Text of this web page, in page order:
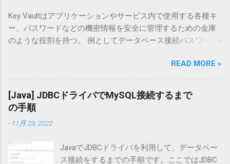
1.docker.io/v2/": proxyconnect tcp: dial tcp: lookup
proxy.example.com: no such host 「プロキシーサーバーが見
つからない」と言われているようですが、全く見に覚えがあ
記事 で紹介したテスト用プロジェクトでも一応試したました
が同様のエラーでした。 $ docker-compose up -d Pulling web
(nginx:alpine)... ERROR: Get "https://registry-1.docker.io/v2/":
proxyconnect tcp: dial tcp: lookup proxy.example.com: no such
Authenticating with existing credentials... Login did not
succeed, error: Error response from daemon: G...
Key Vaultはアプリケーションやサービス内で使用する各種キ
ー、パスワードなどの機密情報を安全に管理するための金庫
のような役割を持つ。 例としてデータベース接続パスワード
を、Key Vaultで保管すると、高いセキュリティで保護され、
アクセスを許可されたアプリケーションから必要な時に取得
することができる。 価格プラン (SKU) と提供する機能 Key
VaultはStandardとPremiumの2つの価格プランで提供される。
PremiumはStandardの機能に加え、HSM (Hardware Security
Module) を使用したキーの管理をサポートする。 KeyVaultで
書の管理 HSMを利用したキーの格納 Key Vaultでのデータ保管
READ MORE »
[Java] JDBCドライバでMySQL接続するまで
の手順
- 11月 23, 2022
JavaでJDBCドライバを利用して、データベー
ス接続をするまでの手順です。ここではJDBC